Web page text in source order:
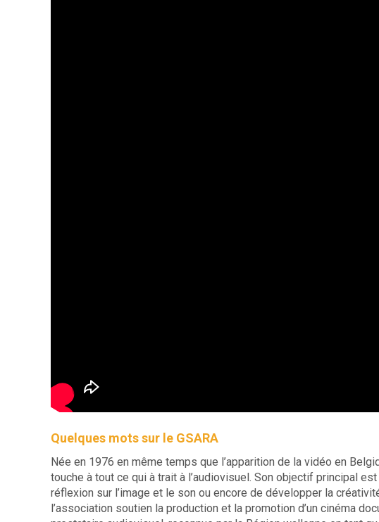
Quelques mots sur le GSARA
Née en 1976 en même temps que l’apparition de la vidéo en
touche à tout ce qui à trait à l’audiovisuel. Son objectif principal
réflexion sur l’image et le son ou encore de développer la
l’association soutien la production et la promotion d’un cinéma